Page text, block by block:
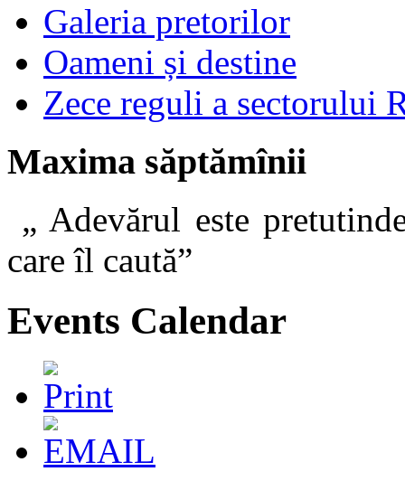
Galeria pretorilor
Oameni și destine
Zece reguli a sectorului
Maxima săptămînii
„ Adevărul este
care îl
Events Calendar